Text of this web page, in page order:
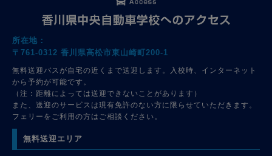
所在地：
〒761-0312 香川県高松市東山崎町200-1
無料送迎バスが自宅の近くまで送迎します。入校時、インターネット
から予約が可能です。
（注：距離によっては送迎できないことがあります）
また、送迎のサービスは現有免許のない方に限らせていただきます。
フェリーをご利用の方はご相談ください。
無料送迎エリア